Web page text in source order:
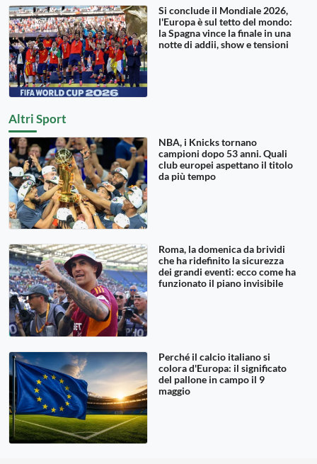
Si conclude il Mondiale 2026,
l'Europa è sul tetto del mondo:
la Spagna vince la finale in una
notte di addii, show e tensioni
Altri Sport
NBA, i Knicks tornano
campioni dopo 53 anni. Quali
club europei aspettano il titolo
da più tempo
Roma, la domenica da brividi
che ha ridefinito la sicurezza
dei grandi eventi: ecco come ha
funzionato il piano invisibile
Perché il calcio italiano si
colora d'Europa: il significato
del pallone in campo il 9
maggio